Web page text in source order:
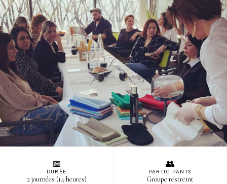
S
📅
DURÉE
2 journées (14 heures)
👥
PARTICIPANTS
Groupe restreint